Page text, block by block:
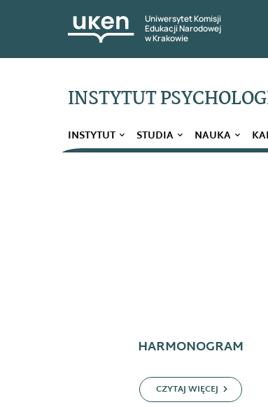
Uniwersytet Komisji
Edukacji Narodowej
w Krakowie
INSTYTUT
INSTYTUT STUDIA NAUKA
HARMONOGRAM
CZYTAJ WIĘCEJ